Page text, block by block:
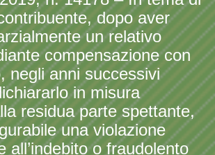
dopo aver
un relativo
compensazione con
negli anni successivi
in misura
residua parte spettante,
una violazione
all’indebito o fraudolento